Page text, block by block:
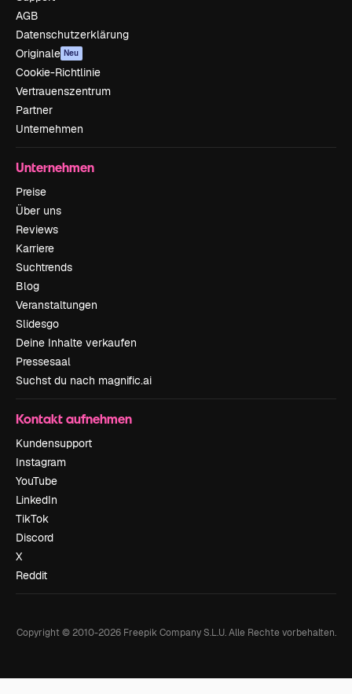
AGB
Datenschutzerklärung
Originale Neu
Cookie-Richtlinie
Vertrauenszentrum
Partner
Unternehmen
Unternehmen
Preise
Über uns
Reviews
Karriere
Suchtrends
Blog
Veranstaltungen
Slidesgo
Deine Inhalte verkaufen
Pressesaal
Suchst du nach magnific.ai
Kontakt aufnehmen
Kundensupport
Instagram
YouTube
LinkedIn
TikTok
Discord
X
Reddit
Copyright © 2010-2026Freepik Company S.L.U. Alle Rechte vorbehalten.